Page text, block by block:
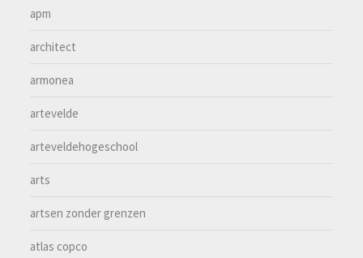
apm
architect
armonea
artevelde
arteveldehogeschool
arts
artsen zonder grenzen
atlas copco